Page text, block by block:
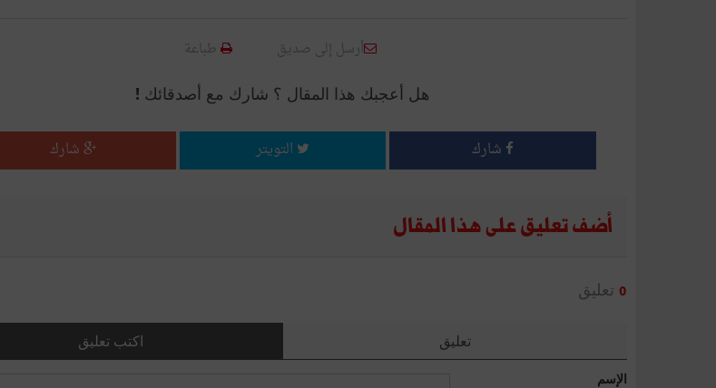
أرسل إلى صديق طباعة
هل أعجبك هذا المقال ؟ شارك مع أصدقائك !
شارك التويتر شارك
أضف تعليق على هذا المقال
0 تعليق
اكتب تعليق تعليق
الإسم